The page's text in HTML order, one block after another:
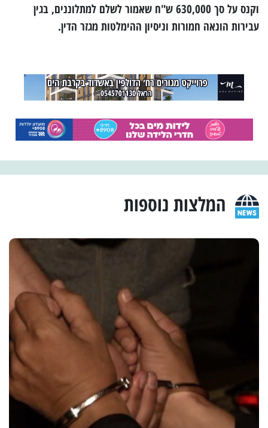
וקנס על סך 630,000 ש"ח שאמור לשלם למתלוננים, בגין
עבירות הונאה חמורות וניסיון ההימלטות מגזר הדין.
המלצות נוספות